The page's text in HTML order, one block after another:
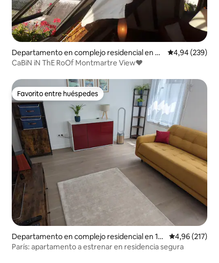
Departamento en complejo residencial en 9º
Arrondissement
Calificación
4,94 (239)
CaBiN iN ThE RoOf Montmartre View♥
Favorito entre huéspedes
Favorito entre huéspedes
Departamento en complejo residencial en 11º
arrondissement de París
Calificación
4,96 (217)
París: apartamento a estrenar en residencia segura